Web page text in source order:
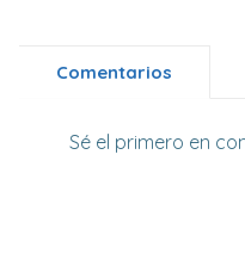
Comentarios
Sé el primero en